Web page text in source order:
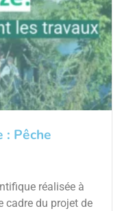
: Pêche
réalisée à
cadre du projet de